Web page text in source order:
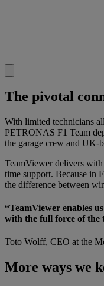
The pivotal
With limited technicians
PETRONAS F1 Team
the garage crew and UK-
TeamViewer delivers with
time support. Because in
the difference between
“TeamViewer enables
with the full force of the
Toto Wolff, CEO at the
More ways we